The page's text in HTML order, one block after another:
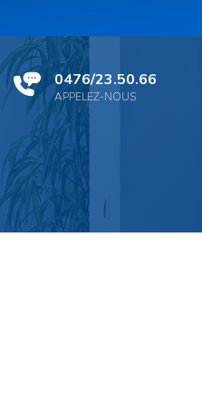
0476/23.50.66
APPELEZ-NOUS